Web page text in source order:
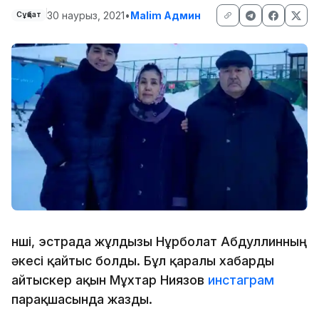
Сұқбат 30 наурыз, 2021•Malim Админ
Әнші, эстрада жұлдызы Нұрболат Абдуллинның
әкесі қайтыс болды. Бұл қаралы хабарды
айтыскер ақын Мұхтар Ниязов инстаграм
парақшасында жазды.